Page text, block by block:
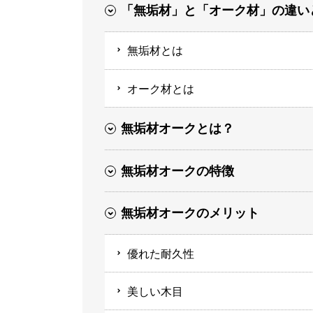
「無垢材」と「オーク材」の違
無垢材とは
オーク材とは
無垢材オークとは？
無垢材オークの特徴
無垢材オークのメリット
優れた耐久性
美しい木目